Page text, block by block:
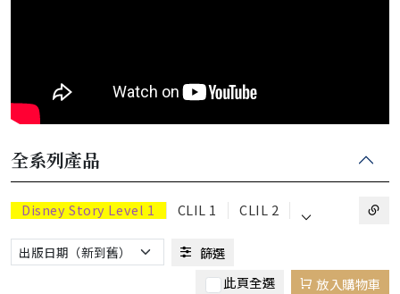
全系列產品
Disney Story Level 1 CLIL 1 CLIL 2 ⌵
篩選
此頁全選
放入購物車